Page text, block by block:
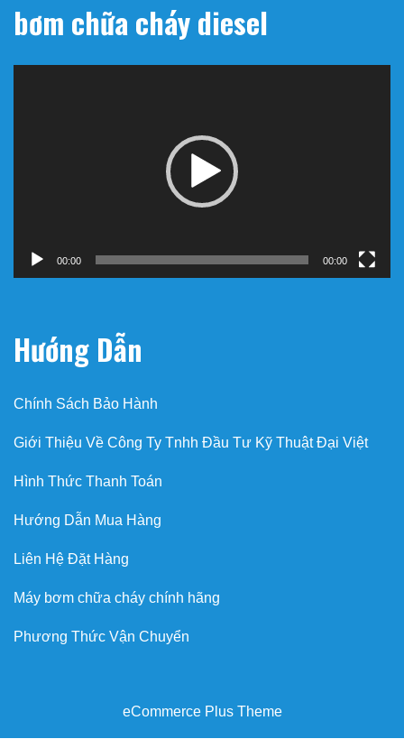
bơm chữa cháy diesel
00:00 00:00
Hướng Dẫn
Chính Sách Bảo Hành
Giới Thiệu Về Công Ty Tnhh Đầu Tư Kỹ Thuật Đại Việt
Hình Thức Thanh Toán
Hướng Dẫn Mua Hàng
Liên Hệ Đặt Hàng
Máy bơm chữa cháy chính hãng
Phương Thức Vận Chuyển
eCommerce Plus Theme